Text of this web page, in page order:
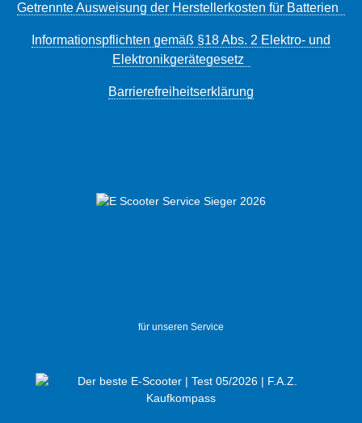
Getrennte Ausweisung der Herstellerkosten für Batterien
Informationspflichten gemäß §18 Abs. 2 Elektro- und
Elektronikgerätegesetz
Barrierefreiheitserklärung
für unseren Service